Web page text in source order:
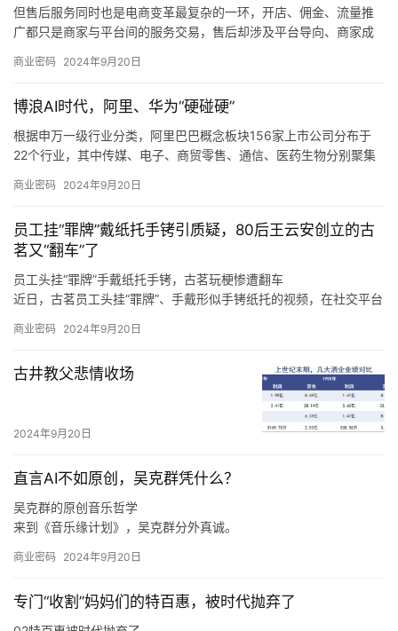
需求减少，科隆新材又未能拓展旧机维修业务，或是未能适应市场
变化、新技术和新产品未能顺应市场发展趋势，那么科隆新材就存
营业绩造成不利影响。
但售后服务同时也是电商变革最复杂的一环，开店、佣金、流量推
广都只是商家与平台间的服务交易，售后却涉及平台导向、商家成
接制约，是各方利益最难平衡的地方。
从推出「仅退款」的游戏规则制定者、大家长，逐渐过渡到生态系
统的设计者、平衡商家和消费者利益的服务商。
商业密码 2024年9月20日
博浪AI时代，阿里、华为“硬碰硬”
根据申万一级行业分类，阿里巴巴概念板块156家上市公司分布于
22个行业，其中传媒、电子、商贸零售、通信、医药生物分别聚集
根据申万一级行业分类，华为概念板块896家上市公司分布于28个
了220、193、92、65、61只概念股。
商业密码 2024年9月20日
员工挂“罪牌”戴纸托手铐引质疑，80后王云安创立的古
茗又“翻车”了
员工头挂“罪牌”手戴纸托手铐，古茗玩梗惨遭翻车
近日，古茗员工头挂“罪牌”、手戴形似手铐纸托的视频，在社交平台
至于上海，王云安认为该市场毗邻浙江，因此会有一定的消费者基
收益更难做好，“我们在进省会城市，以及大的一线城市的时候，我
们一定是做好准备了再去的，比如上海的消费者到底要什么，我们
进去应该怎么做才可以让更多的店做得更好，古茗能够给上海的消
费者带来什么样的不同呢，这些是我们要去思考的。
商业密码 2024年9月20日
古井教父悲情收场
2024年9月20日
直言AI不如原创，吴克群凭什么？
吴克群的原创音乐哲学
来到《音乐缘计划》，吴克群分外真诚。
是源自于他与原创音乐人之间的惺惺相惜。
目的嘉宾，他也是作为一名原创音乐人出现在舞台上，让一切热爱
与纯粹都具象化。
商业密码 2024年9月20日
专门“收割”妈妈们的特百惠，被时代抛弃了